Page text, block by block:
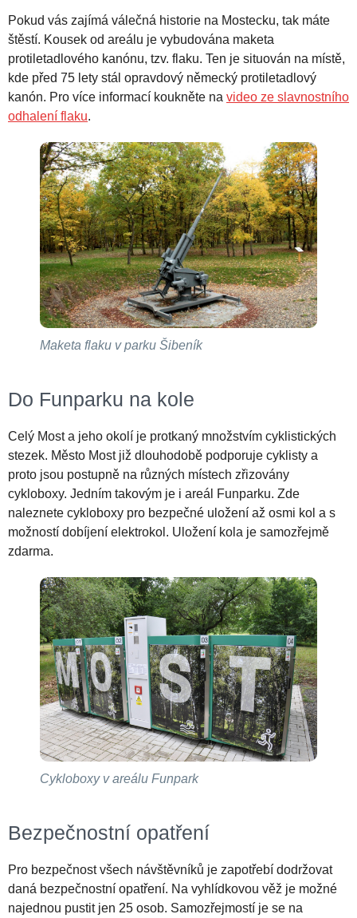
Pokud vás zajímá válečná historie na Mostecku, tak máte
štěstí. Kousek od areálu je vybudována maketa
protiletadlového kanónu, tzv. flaku. Ten je situován na místě,
kde před 75 lety stál opravdový německý protiletadlový
kanón. Pro více informací koukněte na video ze slavnostního
odhalení flaku.
Maketa flaku v parku Šibeník
Do Funparku na kole
Celý Most a jeho okolí je protkaný množstvím cyklistických
stezek. Město Most již dlouhodobě podporuje cyklisty a
proto jsou postupně na různých místech zřizovány
cykloboxy. Jedním takovým je i areál Funparku. Zde
naleznete cykloboxy pro bezpečné uložení až osmi kol a s
možností dobíjení elektrokol. Uložení kola je samozřejmě
zdarma.
Cykloboxy v areálu Funpark
Bezpečnostní opatření
Pro bezpečnost všech návštěvníků je zapotřebí dodržovat
daná bezpečnostní opatření. Na vyhlídkovou věž je možné
najednou pustit jen 25 osob. Samozřejmostí je se na